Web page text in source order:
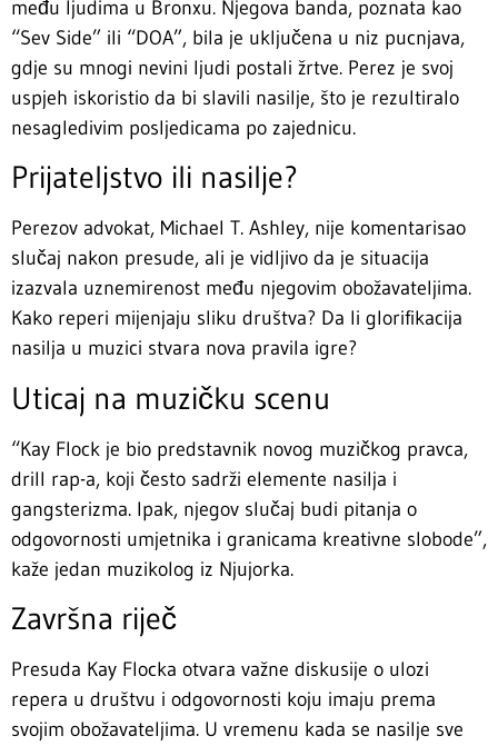
među ljudima u Bronxu. Njegova banda, poznata kao
“Sev Side” ili “DOA”, bila je uključena u niz pucnjava,
gdje su mnogi nevini ljudi postali žrtve. Perez je svoj
uspjeh iskoristio da bi slavili nasilje, što je rezultiralo
nesagledivim posljedicama po zajednicu.
Prijateljstvo ili nasilje?
Perezov advokat, Michael T. Ashley, nije komentarisao
slučaj nakon presude, ali je vidljivo da je situacija
izazvala uznemirenost među njegovim obožavateljima.
Kako reperi mijenjaju sliku društva? Da li glorifikacija
nasilja u muzici stvara nova pravila igre?
Uticaj na muzičku scenu
“Kay Flock je bio predstavnik novog muzičkog pravca,
drill rap-a, koji često sadrži elemente nasilja i
gangsterizma. Ipak, njegov slučaj budi pitanja o
odgovornosti umjetnika i granicama kreativne slobode”,
kaže jedan muzikolog iz Njujorka.
Završna riječ
Presuda Kay Flocka otvara važne diskusije o ulozi
repera u društvu i odgovornosti koju imaju prema
svojim obožavateljima. U vremenu kada se nasilje sve